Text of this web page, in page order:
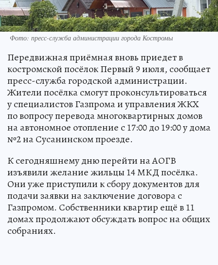
Фото: пресс-служба администрации города Костромы
Передвижная приёмная вновь приедет в
костромской посёлок Первый 9 июля, сообщает
пресс-служба городской администрации.
Жители посёлка смогут проконсультироваться
у специалистов Газпрома и управления ЖКХ
по вопросу перевода многоквартирных домов
на автономное отопление с 17:00 до 19:00 у дома
№2 на Сусанинском проезде.
К сегодняшнему дню перейти на АОГВ
изъявили желание жильцы 14 МКД посёлка.
Они уже приступили к сбору документов для
подачи заявки на заключение договора с
Газпромом. Собственники квартир ещё в 11
домах продолжают обсуждать вопрос на общих
собраниях.